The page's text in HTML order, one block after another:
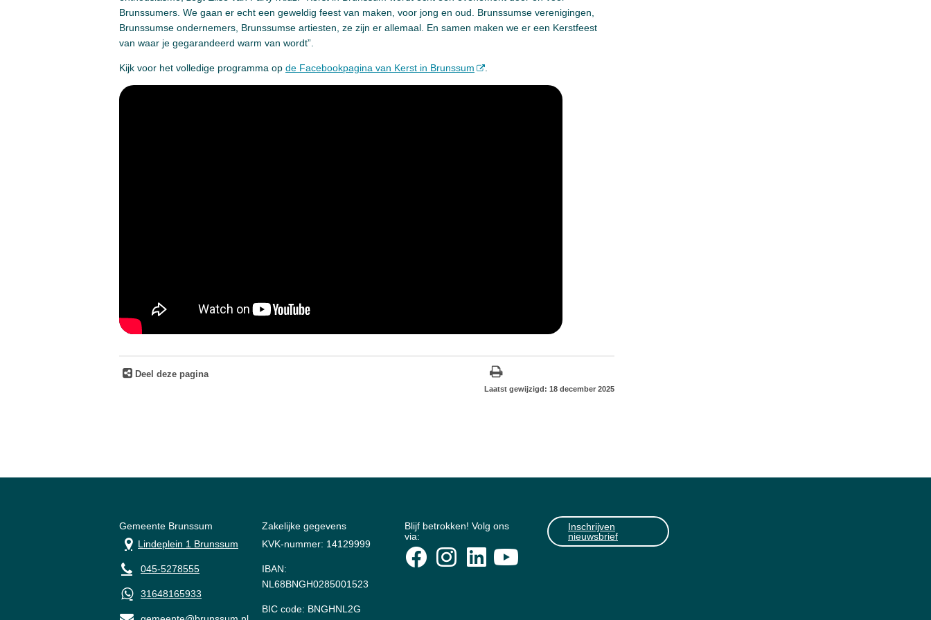
Brunssumers. We gaan er echt een geweldig feest van maken, voor jong en oud. Brunssumse verenigingen,
Brunssumse ondernemers, Brunssumse artiesten, ze zijn er allemaal. En samen maken we er een Kerstfeest
van waar je gegarandeerd warm van wordt”.
Kijk voor het volledige programma op de Facebookpagina van Kerst in Brunssum
Deel deze pagina
Laatst gewijzigd: 18 december 2025
Gemeente Brunssum
Lindeplein 1 Brunssum
045-5278555
31648165933
Zakelijke gegevens
KVK-nummer: 14129999
IBAN:
NL68BNGH0285001523
BIC code: BNGHNL2G
Blijf betrokken! Volg ons
via:
Inschrijven
nieuwsbrief